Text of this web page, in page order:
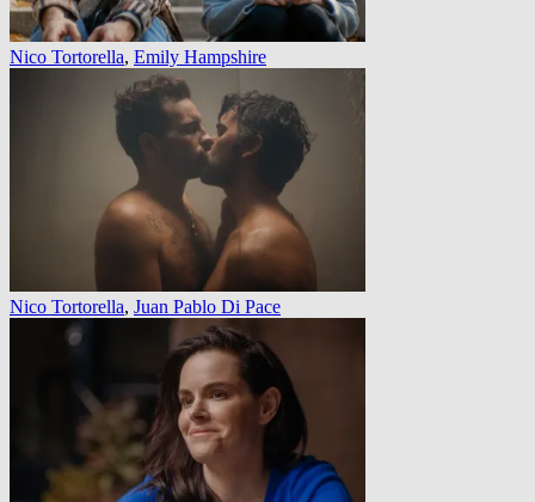
Nico Tortorella, Emily Hampshire
Nico Tortorella, Juan Pablo Di Pace